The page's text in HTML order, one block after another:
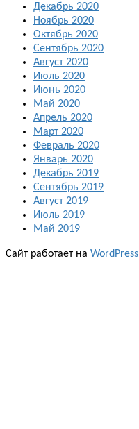
Декабрь 2020
Ноябрь 2020
Октябрь 2020
Сентябрь 2020
Август 2020
Июль 2020
Июнь 2020
Май 2020
Апрель 2020
Март 2020
Февраль 2020
Январь 2020
Декабрь 2019
Сентябрь 2019
Август 2019
Июль 2019
Май 2019
Сайт работает на WordPress